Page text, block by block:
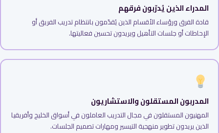
المدراء الذين يُدرّبون فرقهم
قادة الفرق ورؤساء الأقسام الذين يُقدّمون بانتظام تدريب الفريق أو
الإحاطات أو جلسات التأهيل ويريدون تحسين فعاليتها.
المدربون المستقلون والاستشاريون
المهنيون المستقلون في مجال التدريب العاملون في أسواق الخليج وأفريقيا
الذين يريدون تطوير منهجية التيسير ومهارات تصميم الجلسات.